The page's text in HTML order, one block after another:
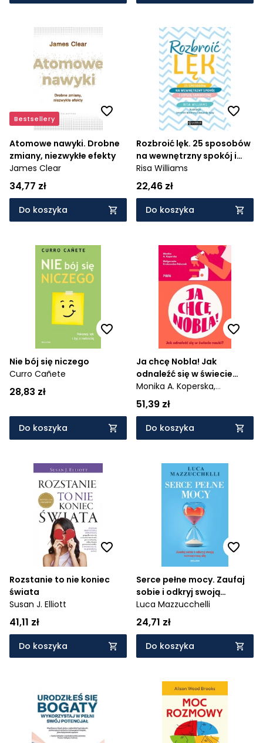
Bestsellery
Atomowe nawyki. Drobne
zmiany, niezwykłe efekty
James Clear
34,77 zł
Do koszyka
Rozbroić lęk. 25 sposobów
na wewnętrzny spokój i
lepszą samoocenę
Risa Williams
22,46 zł
Do koszyka
Nie bój się niczego
Curro Cañete
28,83 zł
Do koszyka
Ja chcę Nobla! Jak
odnaleźć się w świecie
nauki?
Monika A. Koperska,
Małgorzata Krokowska-
Paluszak
51,39 zł
Do koszyka
Rozstanie to nie koniec
świata
Susan J. Elliott
41,11 zł
Do koszyka
Serce pełne mocy. Zaufaj
sobie i odkryj swoją
wewnętrzną siłę
Luca Mazzucchelli
24,71 zł
Do koszyka